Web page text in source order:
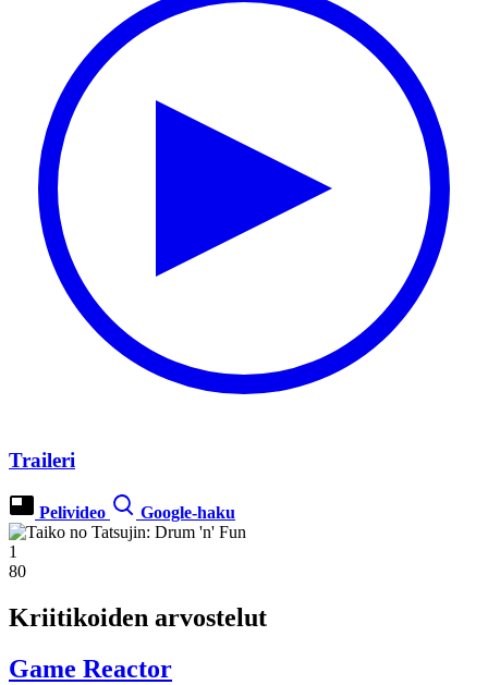
Traileri
Pelivideo Google-haku
1
80
Kriitikoiden arvostelut
Game Reactor